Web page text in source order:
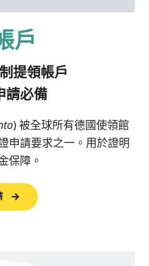
戶
領帳戶
備
) 被全球所有德國使領館
申請要求之一。用於證明
保障。